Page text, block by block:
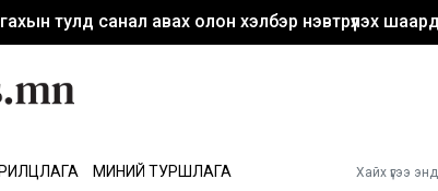
тулд санал авах олон хэлбэр нэвтрүүлэх
МИНИЙ ТУРШЛАГА